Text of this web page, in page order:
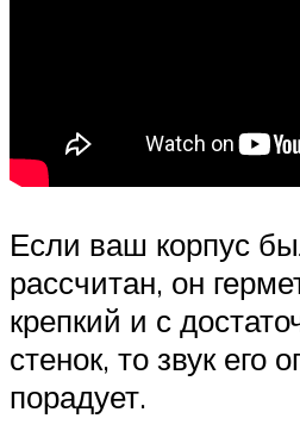
Если ваш корпус
рассчитан, он
крепкий и с
стенок, то звук его
порадует.